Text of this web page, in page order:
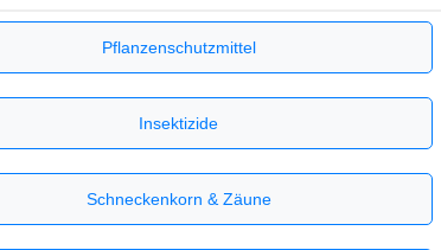
Pflanzenschutzmittel
Insektizide
Schneckenkorn & Zäune